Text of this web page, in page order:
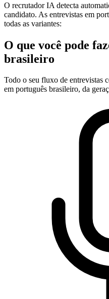
O recrutador IA detecta
candidato. As entrevistas em
todas as variantes:
O que você pode
brasileiro
Todo o seu fluxo de entrevistas
em português brasileiro, da